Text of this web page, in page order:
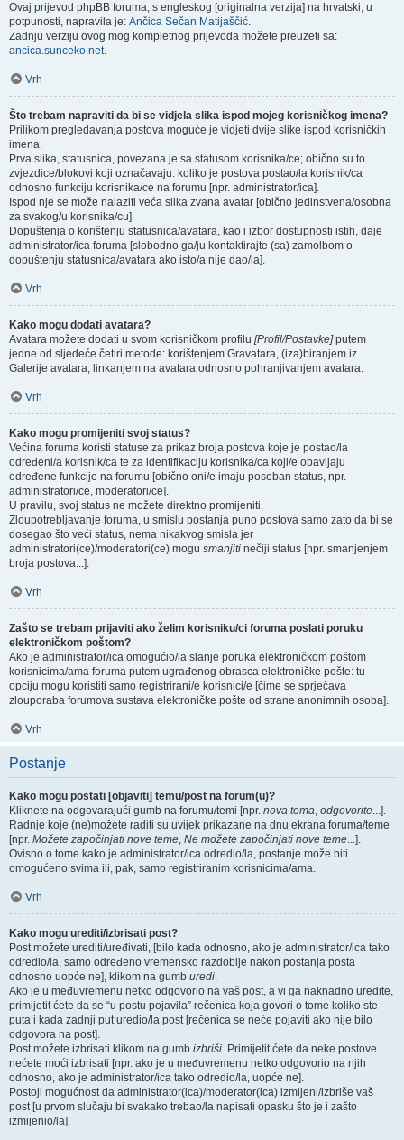
Ovaj prijevod phpBB foruma, s engleskog [originalna verzija] na hrvatski, u
potpunosti, napravila je: Ančica Sečan Matijaščić.
Zadnju verziju ovog mog kompletnog prijevoda možete preuzeti sa:
ancica.sunceko.net.
Vrh
Što trebam napraviti da bi se vidjela slika ispod mojeg korisničkog imena?
Prilikom pregledavanja postova moguće je vidjeti dvije slike ispod korisničkih
imena.
Prva slika, statusnica, povezana je sa statusom korisnika/ce; obično su to
zvjezdice/blokovi koji označavaju: koliko je postova postao/la korisnik/ca
odnosno funkciju korisnika/ce na forumu [npr. administrator/ica].
Ispod nje se može nalaziti veća slika zvana avatar [obično jedinstvena/osobna
za svakog/u korisnika/cu].
Dopuštenja o korištenju statusnica/avatara, kao i izbor dostupnosti istih, daje
administrator/ica foruma [slobodno ga/ju kontaktirajte (sa) zamolbom o
dopuštenju statusnica/avatara ako isto/a nije dao/la].
Vrh
Kako mogu dodati avatara?
Avatara možete dodati u svom korisničkom profilu [Profil/Postavke]putem
jedne od sljedeće četiri metode: korištenjem Gravatara, (iza)biranjem iz
Galerije avatara, linkanjem na avatara odnosno pohranjivanjem avatara.
Vrh
Kako mogu promijeniti svoj status?
Većina foruma koristi statuse za prikaz broja postova koje je postao/la
određeni/a korisnik/ca te za identifikaciju korisnika/ca koji/e obavljaju
određene funkcije na forumu [obično oni/e imaju poseban status, npr.
administratori/ce, moderatori/ce].
U pravilu, svoj status ne možete direktno promijeniti.
Zloupotrebljavanje foruma, u smislu postanja puno postova samo zato da bi se
dosegao što veći status, nema nikakvog smisla jer
administratori(ce)/moderatori(ce) mogu smanjiti nečiji status [npr. smanjenjem
broja postova...].
Vrh
Zašto se trebam prijaviti ako želim korisniku/ci foruma poslati poruku
elektroničkom poštom?
Ako je administrator/ica omogućio/la slanje poruka elektroničkom poštom
korisnicima/ama foruma putem ugrađenog obrasca elektroničke pošte: tu
opciju mogu koristiti samo registrirani/e korisnici/e [čime se sprječava
zlouporaba forumova sustava elektroničke pošte od strane anonimnih osoba].
Vrh
Postanje
Kako mogu postati [objaviti] temu/post na forum(u)?
Kliknete na odgovarajući gumb na forumu/temi [npr. nova tema, odgovorite...].
Radnje koje (ne)možete raditi su uvijek prikazane na dnu ekrana foruma/teme
[npr. Možete započinjati nove teme, Ne možete započinjati nove teme...].
Ovisno o tome kako je administrator/ica odredio/la, postanje može biti
omogućeno svima ili, pak, samo registriranim korisnicima/ama.
Vrh
Kako mogu urediti/izbrisati post?
Post možete urediti/uređivati, [bilo kada odnosno, ako je administrator/ica tako
odredio/la, samo određeno vremensko razdoblje nakon postanja posta
odnosno uopće ne], klikom na gumb uredi.
Ako je u međuvremenu netko odgovorio na vaš post, a vi ga naknadno uredite,
primijetit ćete da se “u postu pojavila” rečenica koja govori o tome koliko ste
puta i kada zadnji put uredio/la post [rečenica se neće pojaviti ako nije bilo
odgovora na post].
Post možete izbrisati klikom na gumb izbriši. Primijetit ćete da neke postove
nećete moći izbrisati [npr. ako je u međuvremenu netko odgovorio na njih
odnosno, ako je administrator/ica tako odredio/la, uopće ne].
Postoji mogućnost da administrator(ica)/moderator(ica) izmijeni/izbriše vaš
post [u prvom slučaju bi svakako trebao/la napisati opasku što je i zašto
izmijenio/la].